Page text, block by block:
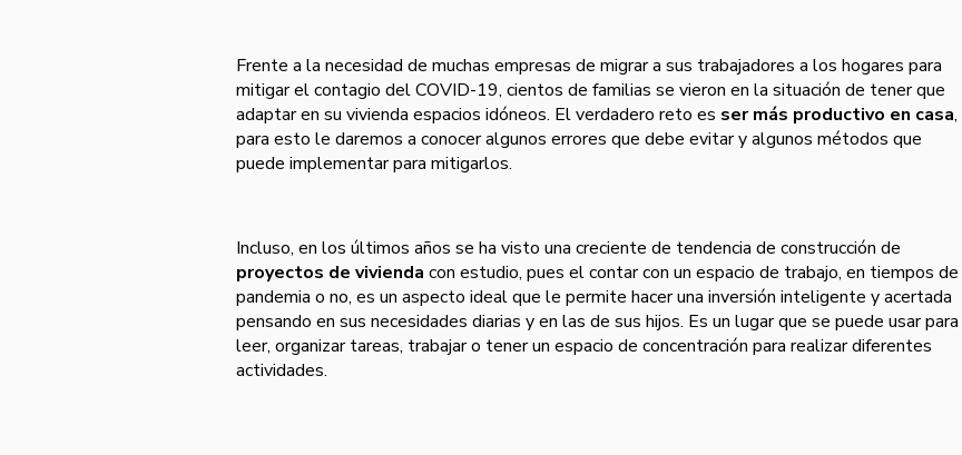
Frente a la necesidad de muchas empresas de migrar a sus trabajadores a los hogares para
mitigar el contagio del COVID-19, cientos de familias se vieron en la situación de tener que
adaptar en su vivienda espacios idóneos. El verdadero reto es ser más productivo en casa,
para esto le daremos a conocer algunos errores que debe evitar y algunos métodos que
puede implementar para mitigarlos.
Incluso, en los últimos años se ha visto una creciente de tendencia de construcción de
proyectos de vivienda con estudio, pues el contar con un espacio de trabajo, en tiempos de
pandemia o no, es un aspecto ideal que le permite hacer una inversión inteligente y acertada
pensando en sus necesidades diarias y en las de sus hijos. Es un lugar que se puede usar para
leer, organizar tareas, trabajar o tener un espacio de concentración para realizar diferentes
actividades.